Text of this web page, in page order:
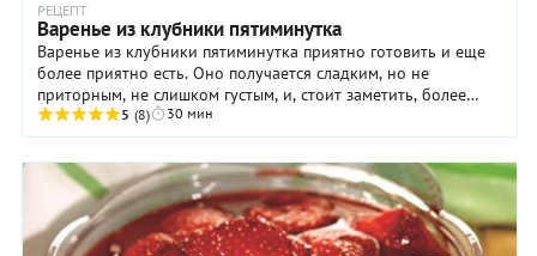
РЕЦЕПТ
Варенье из клубники пятиминутка
Варенье из клубники пятиминутка приятно готовить и еще
более приятно есть. Оно получается сладким, но не
приторным, не слишком густым, и, стоит заметить, более
полезным, чем традиционное. Немаловажный ...
5 (8) 30 мин